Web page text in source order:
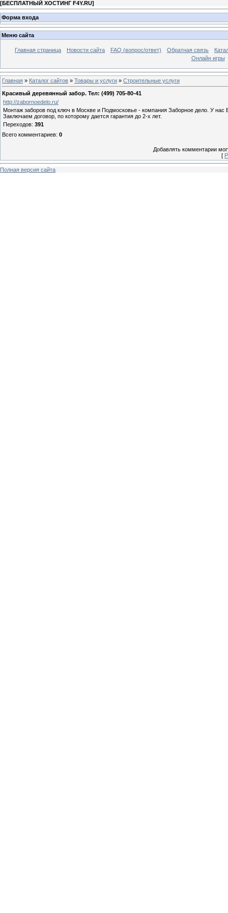
[БЕСПЛАТНЫЙ ХОСТИНГ F4Y.RU]
Форма входа
Меню сайта
Главная страница Новости сайта FAQ (вопрос/ответ) Обратная связь
Онлайн игры
Главная » Каталог сайтов » Товары и услуги » Строительные услуги
Красивый деревянный забор. Тел: (499) 705-80-41
http://zabornoedelo.ru/
Монтаж заборов под ключ в Москве и Подмосковье - компания Заборное дело. У
Заключаем договор, по которому дается гарантия до 2-х лет.
Переходов: 391
Всего комментариев: 0
Добавлять комментарии
[
Полная версия сайта